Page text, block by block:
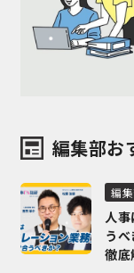
編集部お
編
人
う
徹底